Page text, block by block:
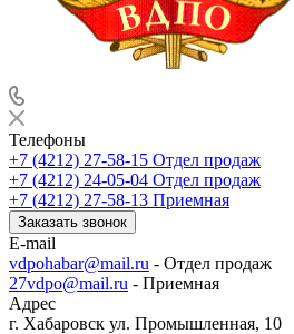
Телефоны
+7 (4212) 27-58-15 Отдел продаж
+7 (4212) 24-05-04 Отдел продаж
+7 (4212) 27-58-13 Приемная
Заказать звонок
E-mail
vdpohabar@mail.ru - Отдел продаж
27vdpo@mail.ru - Приемная
Адрес
г. Хабаровск ул. Промышленная, 10